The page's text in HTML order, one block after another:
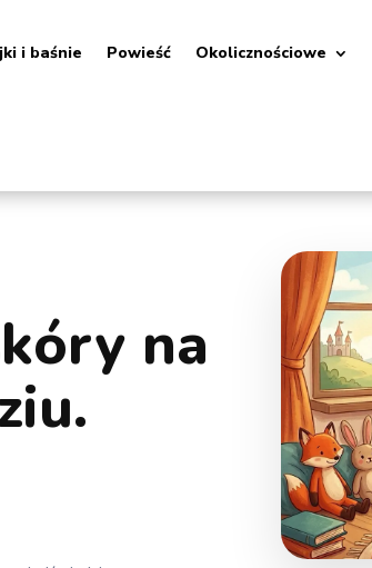
i baśnie Powieść Okolicznościowe
na